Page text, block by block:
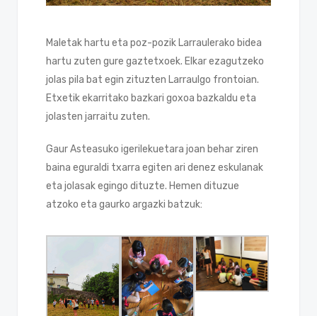
Maletak hartu eta poz-pozik Larraulerako bidea
hartu zuten gure gaztetxoek. Elkar ezagutzeko
jolas pila bat egin zituzten Larraulgo frontoian.
Etxetik ekarritako bazkari goxoa bazkaldu eta
jolasten jarraitu zuten.
Gaur Asteasuko igerilekuetara joan behar ziren
baina eguraldi txarra egiten ari denez eskulanak
eta jolasak egingo dituzte. Hemen dituzue
atzoko eta gaurko argazki batzuk: